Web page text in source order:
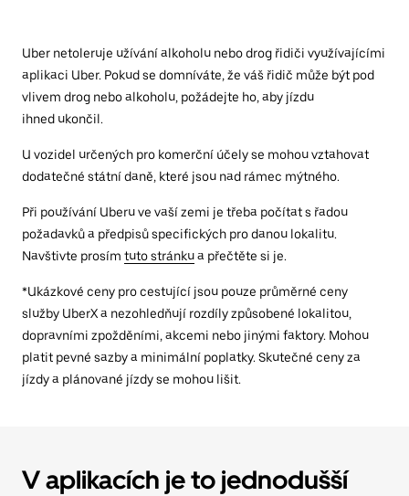
Uber netoleruje užívání alkoholu nebo drog řidiči využívajícími
aplikaci Uber. Pokud se domníváte, že váš řidič může být pod
vlivem drog nebo alkoholu, požádejte ho, aby jízdu
ihned ukončil.
U vozidel určených pro komerční účely se mohou vztahovat
dodatečné státní daně, které jsou nad rámec mýtného.
Při používání Uberu ve vaší zemi je třeba počítat s řadou
požadavků a předpisů specifických pro danou lokalitu.
Navštivte prosím tuto stránkua přečtěte si je.
*Ukázkové ceny pro cestující jsou pouze průměrné ceny
služby UberX a nezohledňují rozdíly způsobené lokalitou,
dopravními zpožděními, akcemi nebo jinými faktory. Mohou
platit pevné sazby a minimální poplatky. Skutečné ceny za
jízdy a plánované jízdy se mohou lišit.
V aplikacích je to jednodušší